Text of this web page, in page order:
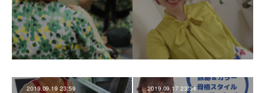
2019.09.19 23:59 2019.09.17 23:34